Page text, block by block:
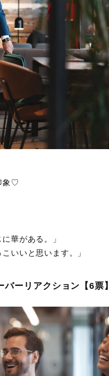
象♡
華がある。」
いいと思います。」
ーリアクション【6票】